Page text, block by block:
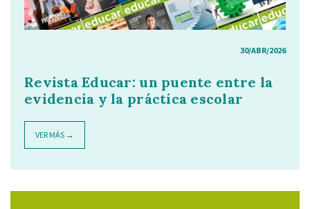
30/ABR/2026
Revista Educar: un puente entre la
evidencia y la práctica escolar
VER MÁS →